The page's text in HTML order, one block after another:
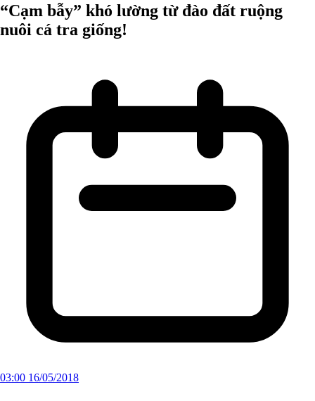
“Cạm bẫy” khó lường từ đào đất ruộng
nuôi cá tra giống!
03:00 16/05/2018